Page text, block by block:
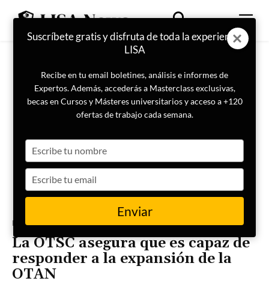
Portada Actualidad
La OTSC asegura que es capaz de
responder a la expansión de la
OTAN
Suscríbete gratis y disfruta de toda la experiencia
LISA
Recibe en tu email boletines, análisis e informes de
Expertos. Además, accederás a Masterclass exclusivas,
becas en Cursos y Másteres universitarios y acceso a +120
ofertas de trabajo cada semana.
your
name
your
email
Enviar